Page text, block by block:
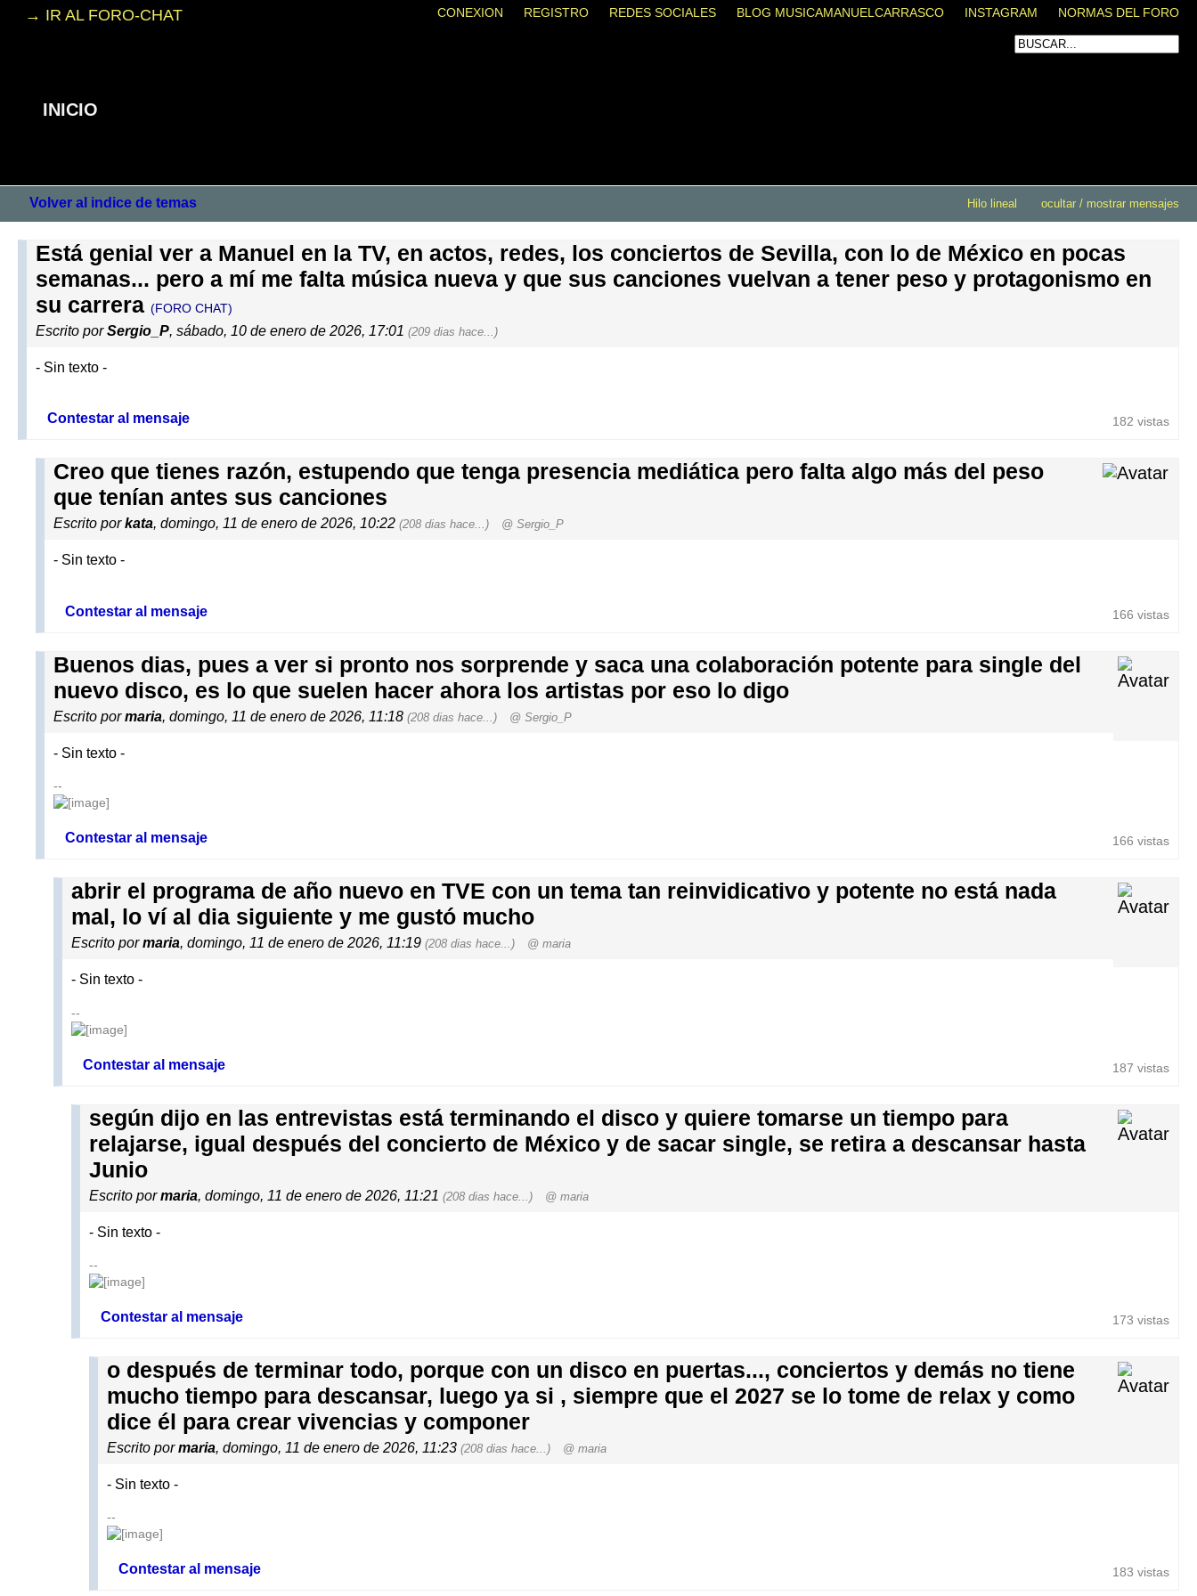
→ IR AL FORO-CHAT
INICIO
CONEXION REGISTRO REDES SOCIALES BLOG MUSICAMANUELCARRASCO INSTAGRAM NORMAS DEL FORO
Volver al indice de temas Hilo lineal ocultar / mostrar mensajes
Está genial ver a Manuel en la TV, en actos, redes, los conciertos de Sevilla, con lo de México en pocas
semanas... pero a mí me falta música nueva y que sus canciones vuelvan a tener peso y protagonismo en
su carrera (FORO CHAT)
Escrito porSergio_P, sábado, 10 de enero de 2026, 17:01 (209 dias hace...)
- Sin texto -
Contestar al mensaje 182 vistas
Creo que tienes razón, estupendo que tenga presencia mediática pero falta algo más del peso
que tenían antes sus canciones
Escrito porkata, domingo, 11 de enero de 2026, 10:22 (208 dias hace...) @ Sergio_P
- Sin texto -
Contestar al mensaje 166 vistas
Buenos dias, pues a ver si pronto nos sorprende y saca una colaboración potente para single del
nuevo disco, es lo que suelen hacer ahora los artistas por eso lo digo
Escrito pormaria, domingo, 11 de enero de 2026, 11:18 (208 dias hace...) @ Sergio_P
- Sin texto -
--
Contestar al mensaje 166 vistas
abrir el programa de año nuevo en TVE con un tema tan reinvidicativo y potente no está nada
mal, lo ví al dia siguiente y me gustó mucho
Escrito pormaria, domingo, 11 de enero de 2026, 11:19 (208 dias hace...) @ maria
- Sin texto -
--
Contestar al mensaje 187 vistas
según dijo en las entrevistas está terminando el disco y quiere tomarse un tiempo para
relajarse, igual después del concierto de México y de sacar single, se retira a descansar hasta
Junio
Escrito pormaria , domingo, 11 de enero de 2026, 11:21 (208 dias hace...) @ maria
- Sin texto -
--
Contestar al mensaje 173 vistas
o después de terminar todo, porque con un disco en puertas..., conciertos y demás no tiene
mucho tiempo para descansar, luego ya si , siempre que el 2027 se lo tome de relax y como
dice él para crear vivencias y componer
Escrito pormaria, domingo, 11 de enero de 2026, 11:23 (208 dias hace...) @ maria
- Sin texto -
--
Contestar al mensaje 183 vistas